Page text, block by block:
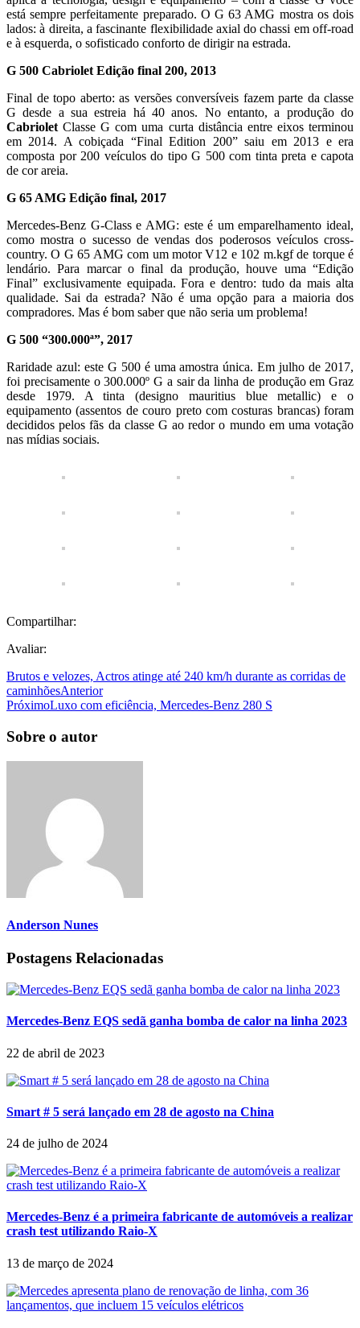
está sempre perfeitamente preparado. O G 63 AMG mostra os dois
lados: à direita, a fascinante flexibilidade axial do chassi em off-road
e à esquerda, o sofisticado conforto de dirigir na estrada.
G 500 Cabriolet Edição final 200, 2013
Final de topo aberto: as versões conversíveis fazem parte da classe
G desde a sua estreia há 40 anos. No entanto, a produção do
Cabriolet Classe G com uma curta distância entre eixos terminou
em 2014. A cobiçada “Final Edition 200” saiu em 2013 e era
composta por 200 veículos do tipo G 500 com tinta preta e capota
de cor areia.
G 65 AMG Edição final, 2017
Mercedes-Benz G-Class e AMG: este é um emparelhamento ideal,
como mostra o sucesso de vendas dos poderosos veículos cross-
country. O G 65 AMG com um motor V12 e 102 m.kgf de torque é
lendário. Para marcar o final da produção, houve uma “Edição
Final” exclusivamente equipada. Fora e dentro: tudo da mais alta
qualidade. Sai da estrada? Não é uma opção para a maioria dos
compradores. Mas é bom saber que não seria um problema!
G 500 “300.000ª”, 2017
Raridade azul: este G 500 é uma amostra única. Em julho de 2017,
foi precisamente o 300.000º G a sair da linha de produção em Graz
desde 1979. A tinta (designo mauritius blue metallic) e o
equipamento (assentos de couro preto com costuras brancas) foram
decididos pelos fãs da classe G ao redor o mundo em uma votação
nas mídias sociais.
Compartilhar:
Avaliar:
Brutos e velozes, Actros atinge até 240 km/h durante as corridas de
caminhõesAnterior
PróximoLuxo com eficiência, Mercedes-Benz 280 S
Sobre o autor
Anderson Nunes
Postagens Relacionadas
Mercedes-Benz EQS sedã ganha bomba de calor na linha 2023
22 de abril de 2023
Smart # 5 será lançado em 28 de agosto na China
24 de julho de 2024
Mercedes-Benz é a primeira fabricante de automóveis a realizar
crash test utilizando Raio-X
13 de março de 2024